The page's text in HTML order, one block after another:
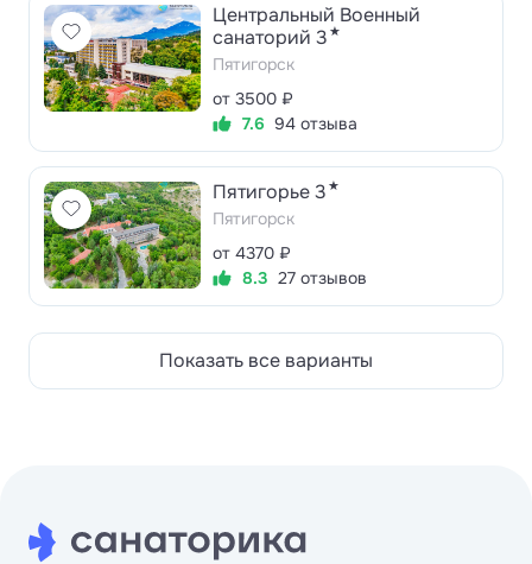
Центральный Военный
санаторий 3 ★
Пятигорск
от 3500 ₽
7.6 94 отзыва
Пятигорье 3 ★
Пятигорск
от 4370 ₽
8.3 27 отзывов
Показать все варианты